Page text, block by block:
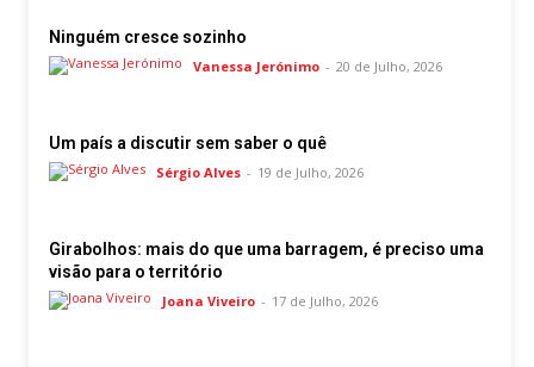
Ficha Técnica
Ninguém cresce sozinho
Vanessa Jerónimo - 20 de Julho, 2026
Um país a discutir sem saber o quê
Sérgio Alves - 19 de Julho, 2026
Girabolhos: mais do que uma barragem, é preciso uma
visão para o território
Joana Viveiro - 17 de Julho, 2026